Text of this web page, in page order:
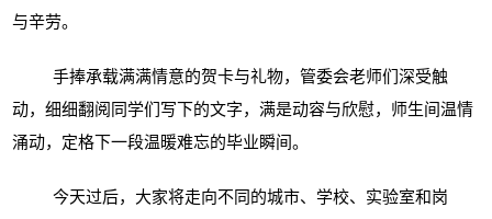
与辛劳。
手捧承载满满情意的贺卡与礼物，管委会老师们深受触
动，细细翻阅同学们写下的文字，满是动容与欣慰，师生间温情
涌动，定格下一段温暖难忘的毕业瞬间。
今天过后，大家将走向不同的城市、学校、实验室和岗